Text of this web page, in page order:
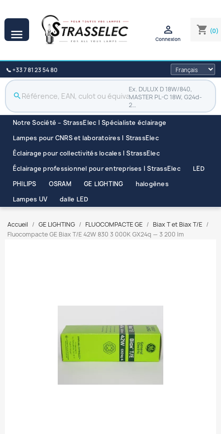
 shopping_cart (0)

Connexion
📞 +33 7 81 23 54 80
search
Ex. DULUX D 18W/840,
MASTER PL-C 18W, G24d-
2…
Notre Société – StrassElec | Spécialiste éclairage
Lampes pour CNRS et laboratoires | StrassElec
Éclairage pour collectivités locales | StrassElec
Éclairage professionnel pour entreprises | StrassElec
LED
PHILIPS
OSRAM GE LIGHTING
halogènes
Lampes UV
dalle LED
Accueil GE LIGHTING FLUOCOMPACTE GE
Biax T et Biax T/E
Fluocompacte GE Biax T/E 42W 830 3 000K GX24q — 3 200 lm